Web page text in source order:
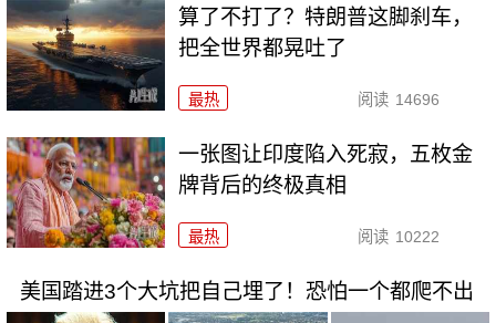
算了不打了？特朗普这脚刹车，
把全世界都晃吐了
最热 阅读 14696
一张图让印度陷入死寂，五枚金
牌背后的终极真相
最热 阅读 10222
美国踏进3个大坑把自己埋了！恐怕一个都爬不出